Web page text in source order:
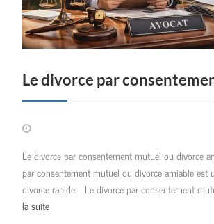
Le divorce par
Le divorce par consentement mutuel ou divorce
par consentement mutuel ou divorce amiable est
divorce rapide. Le divorce par consentement
la suite